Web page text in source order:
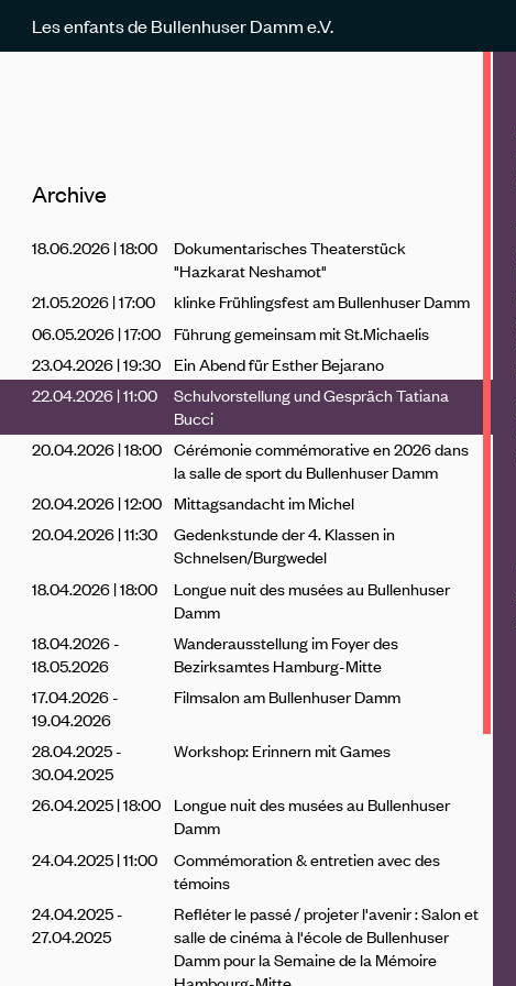
Les enfants de Bullenhuser Damm e.V.
Archive
18.06.2026 | 18:00
Dokumentarisches Theaterstück
"Hazkarat Neshamot"
21.05.2026 | 17:00
klinke Frühlingsfest am Bullenhuser Damm
06.05.2026 | 17:00
Führung gemeinsam mit St.Michaelis
23.04.2026 | 19:30
Ein Abend für Esther Bejarano
22.04.2026 | 11:00
Schulvorstellung und Gespräch Tatiana
Bucci
20.04.2026 | 18:00 Cérémonie commémorative en 2026 dans
la salle de sport du Bullenhuser Damm
20.04.2026 | 12:00
Mittagsandacht im Michel
20.04.2026 | 11:30
Gedenkstunde der 4. Klassen in
Schnelsen/Burgwedel
18.04.2026 | 18:00
Longue nuit des musées au Bullenhuser
Damm
18.04.2026 -
18.05.2026
Wanderausstellung im Foyer des
Bezirksamtes Hamburg-Mitte
17.04.2026 -
19.04.2026
Filmsalon am Bullenhuser Damm
28.04.2025 -
30.04.2025
Workshop: Erinnern mit Games
26.04.2025 | 18:00
Longue nuit des musées au Bullenhuser
Damm
24.04.2025 | 11:00
Commémoration & entretien avec des
témoins
24.04.2025 -
27.04.2025
Refléter le passé / projeter l'avenir : Salon et
salle de cinéma à l'école de Bullenhuser
Damm pour la Semaine de la Mémoire